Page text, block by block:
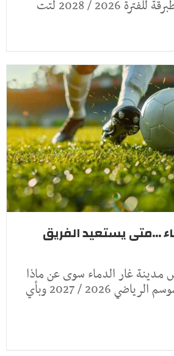
2026 / 2028 لتت
...متى يستعيد الفريق
مدينة غار الدماء سوى عن ماذا
أعدت الجمعية للموسم الرياضي 2026 / 2027 وبأي